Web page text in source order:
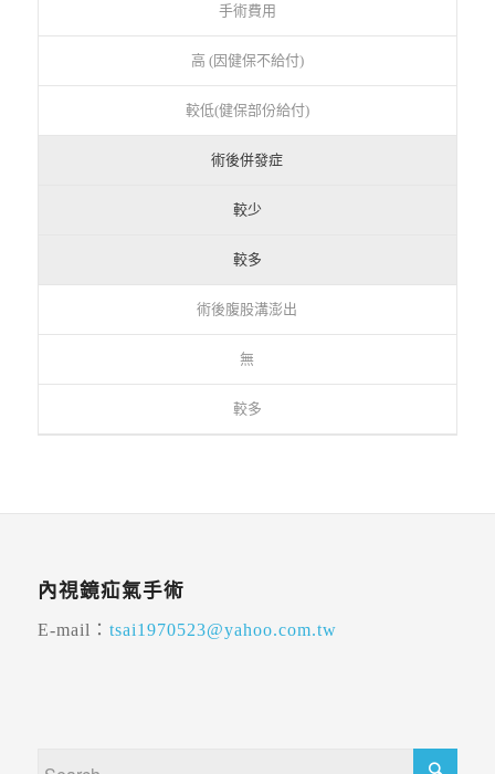
手術費用
高 (因健保不給付)
較低(健保部份給付)
術後併發症
較少
較多
術後腹股溝澎出
無
較多
內視鏡疝氣手術
E-mail： tsai1970523@yahoo.com.tw